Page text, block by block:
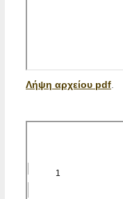
Λήψη αρχείου pdf